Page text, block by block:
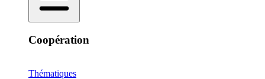
Coopération
Thématiques